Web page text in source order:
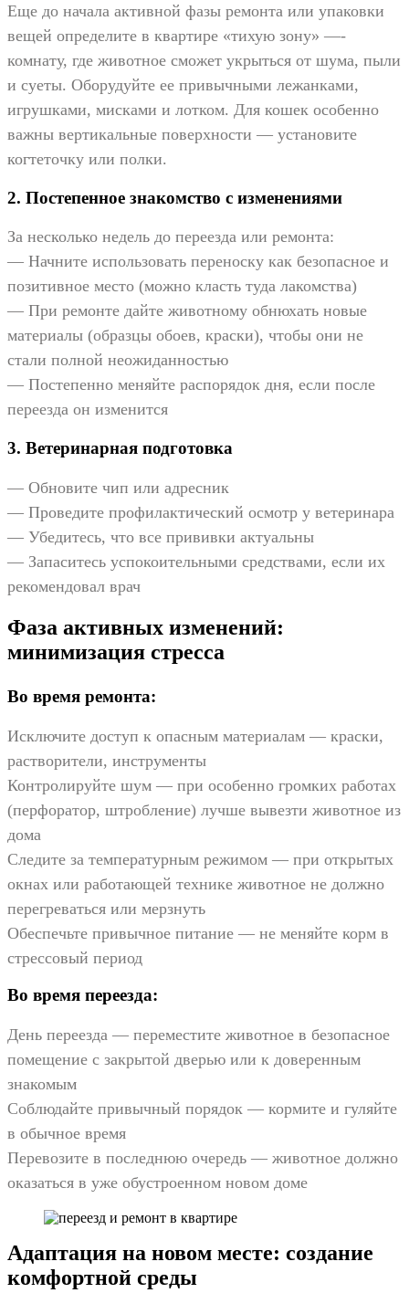
Еще до начала активной фазы ремонта или упаковки
вещей определите в квартире «тихую зону» —-
комнату, где животное сможет укрыться от шума, пыли
и суеты. Оборудуйте ее привычными лежанками,
игрушками, мисками и лотком. Для кошек особенно
важны вертикальные поверхности — установите
когтеточку или полки.
2. Постепенное знакомство с изменениями
За несколько недель до переезда или ремонта:
— Начните использовать переноску как безопасное и
позитивное место (можно класть туда лакомства)
— При ремонте дайте животному обнюхать новые
материалы (образцы обоев, краски), чтобы они не
стали полной неожиданностью
— Постепенно меняйте распорядок дня, если после
переезда он изменится
3. Ветеринарная подготовка
— Обновите чип или адресник
— Проведите профилактический осмотр у ветеринара
— Убедитесь, что все прививки актуальны
— Запаситесь успокоительными средствами, если их
рекомендовал врач
Фаза активных изменений:
минимизация стресса
Во время ремонта:
Исключите доступ к опасным материалам — краски,
растворители, инструменты
Контролируйте шум — при особенно громких работах
(перфоратор, штробление) лучше вывезти животное из
дома
Следите за температурным режимом — при открытых
окнах или работающей технике животное не должно
перегреваться или мерзнуть
Обеспечьте привычное питание — не меняйте корм в
стрессовый период
Во время переезда:
День переезда — переместите животное в безопасное
помещение с закрытой дверью или к доверенным
знакомым
Соблюдайте привычный порядок — кормите и гуляйте
в обычное время
Перевозите в последнюю очередь — животное должно
оказаться в уже обустроенном новом доме
Адаптация на новом месте: создание
комфортной среды